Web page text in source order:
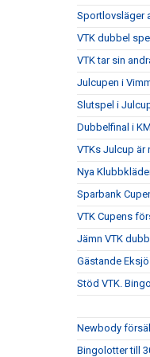
Sportlovsläger
VTK dubbel
VTK tar sin
Julcupen i
Slutspel i
Dubbelfinal i KM
VTKs Julcup är
Nya
Sparbank
VTK Cupens
Jämn VTK
Gästande
Stöd VTK.
Newbody
Bingolotter till